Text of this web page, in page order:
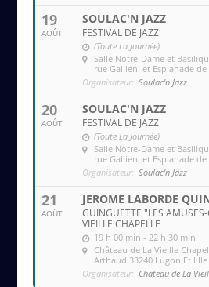
19
AOÛT
SOULAC'N JAZZ
FESTIVAL DE JAZZ
(Toute La Journée)
Salle Notre-Dame et
rue Gallieni et Esplanade
Organisateur: Soulac'n Jazz
20
AOÛT
SOULAC'N JAZZ
FESTIVAL DE JAZZ
(Toute La Journée)
Salle Notre-Dame et
rue Gallieni et Esplanade
Organisateur: Soulac'n Jazz
21
AOÛT
JEROME LABORDE
GUINGUETTE "LES
VIEILLE CHAPELLE
19 h 00 min - 22 h 30 min
Château de La Vieille
Arthaud 33240 Lugon Et l
Organisateur: Chateau de La